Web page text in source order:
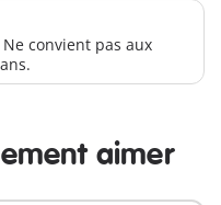
convient pas aux
aimer